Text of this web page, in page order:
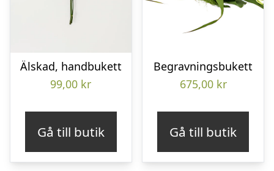
Älskad, handbukett
99,00 kr
Gå till butik
Begravningsbukett
675,00 kr
Gå till butik